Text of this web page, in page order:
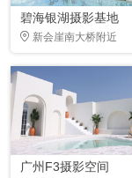
碧海银湖摄影基地
新会崖南大桥附近
广州F3摄影空间